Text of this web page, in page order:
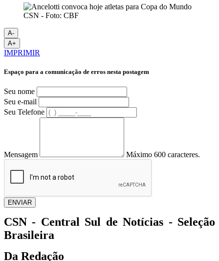
CSN - Foto: CBF
A-
A+
IMPRIMIR
Espaço para a comunicação de erros nesta postagem
Seu nome
Seu e-mail
Seu Telefone
Mensagem Máximo 600 caracteres.
ENVIAR
CSN - Central Sul de Notícias - Seleção
Brasileira
Da Redação